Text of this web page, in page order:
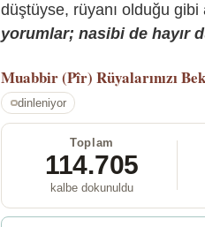
düştüyse, rüyanı olduğu gibi
yorumlar; nasibi de hayır
Muabbir (Pîr) Rüyalarınızı
dinleniyor
Toplam
114.705
kalbe dokunuldu